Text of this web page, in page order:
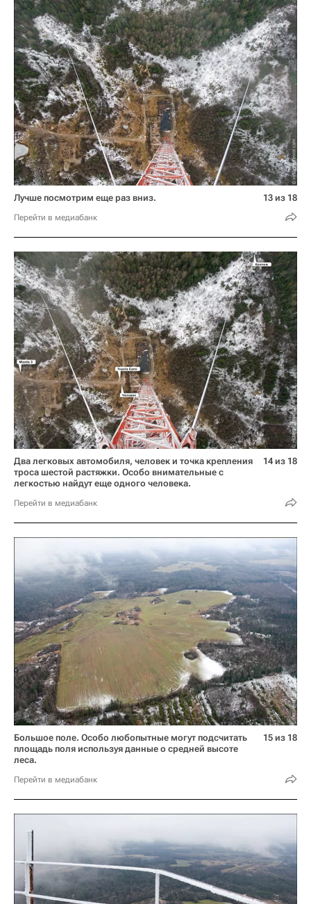
Лучше посмотрим еще раз вниз.
Перейти в медиабанк
13 из 18
Два легковых автомобиля, человек и точка крепления
троса шестой растяжки. Особо внимательные с
легкостью найдут еще одного человека.
Перейти в медиабанк
14 из 18
Большое поле. Особо любопытные могут подсчитать
площадь поля используя данные о средней высоте
леса.
Перейти в медиабанк
15 из 18